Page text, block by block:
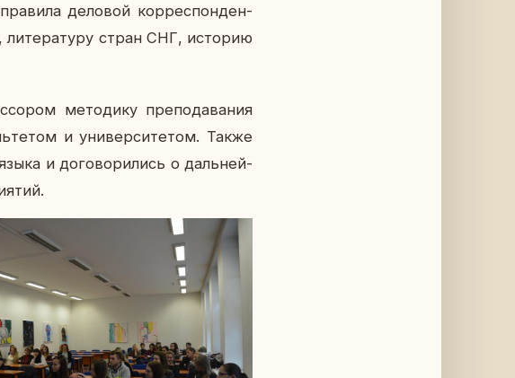
де­ло­вой кор­ре­спон­ден­
ли­те­ра­ту­ру стран СНГ, ис­то­рию
ме­то­ди­ку пре­по­да­ва­ния
и уни­вер­си­те­том. Также
и до­го­во­ри­лись о даль­ней­